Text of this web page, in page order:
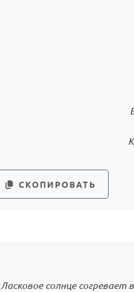
СКОПИРОВАТЬ
Ласковое солнце